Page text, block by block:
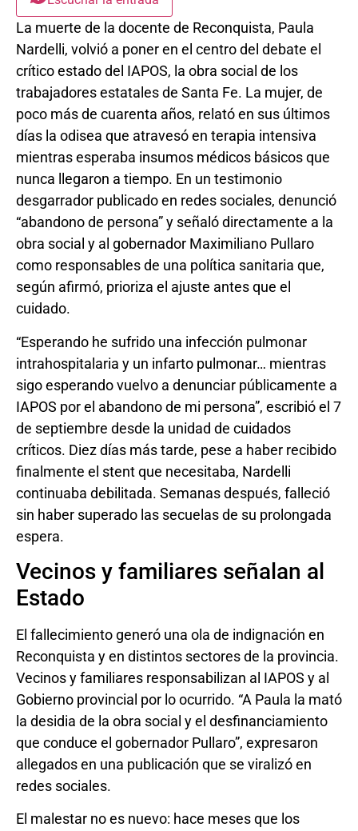
La muerte de la docente de Reconquista, Paula
Nardelli, volvió a poner en el centro del debate el
crítico estado del IAPOS, la obra social de los
trabajadores estatales de Santa Fe. La mujer, de
poco más de cuarenta años, relató en sus últimos
días la odisea que atravesó en terapia intensiva
mientras esperaba insumos médicos básicos que
nunca llegaron a tiempo. En un testimonio
desgarrador publicado en redes sociales, denunció
“abandono de persona” y señaló directamente a la
obra social y al gobernador Maximiliano Pullaro
como responsables de una política sanitaria que,
según afirmó, prioriza el ajuste antes que el
cuidado.
“Esperando he sufrido una infección pulmonar
intrahospitalaria y un infarto pulmonar… mientras
sigo esperando vuelvo a denunciar públicamente a
IAPOS por el abandono de mi persona”, escribió el 7
de septiembre desde la unidad de cuidados
críticos. Diez días más tarde, pese a haber recibido
finalmente el stent que necesitaba, Nardelli
continuaba debilitada. Semanas después, falleció
sin haber superado las secuelas de su prolongada
espera.
Vecinos y familiares señalan al
Estado
El fallecimiento generó una ola de indignación en
Reconquista y en distintos sectores de la provincia.
Vecinos y familiares responsabilizan al IAPOS y al
Gobierno provincial por lo ocurrido. “A Paula la mató
la desidia de la obra social y el desfinanciamiento
que conduce el gobernador Pullaro”, expresaron
allegados en una publicación que se viralizó en
redes sociales.
El malestar no es nuevo: hace meses que los